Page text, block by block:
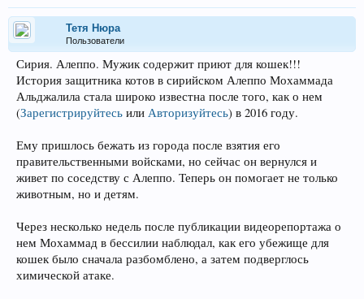
Тетя Нюра
Пользователи
Сирия. Алеппо. Мужик содержит приют для кошек!!!
История защитника котов в сирийском Алеппо Мохаммада
Альджалила стала широко известна после того, как о нем
(Зарегистрируйтесь или Авторизуйтесь) в 2016 году.
Ему пришлось бежать из города после взятия его
правительственными войсками, но сейчас он вернулся и
живет по соседству с Алеппо. Теперь он помогает не только
животным, но и детям.
Через несколько недель после публикации видеорепортажа о
нем Мохаммад в бессилии наблюдал, как его убежище для
кошек было сначала разбомблено, а затем подверглось
химической атаке.